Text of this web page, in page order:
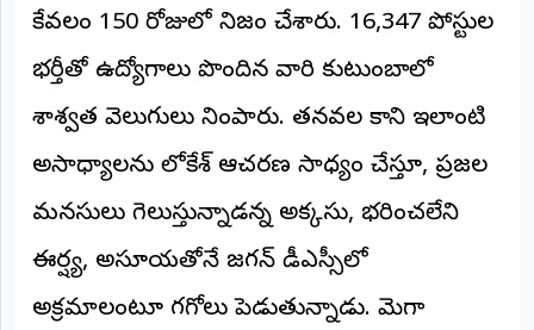
కేవలం 150 రోజుల్లో నిజం చేశారు. 16,347 పోస్టుల
భర్తీతో ఉద్యోగాలు పొందిన వారి కుటుంబాల్లో
శాశ్వత వెలుగులు నింపారు. తనవల్ల కాని ఇలాంటి
అసాధ్యాలను లోకేశ్ ఆచరణ సాధ్యం చేస్తూ, ప్రజల
మనసులు గెలుస్తున్నాడన్న అక్కసు, భరించలేని
ఈర్ష్య, అసూయతోనే జగన్ డీఎస్సీలో
అక్రమాలంటూ గగ్లోలు పెడుతున్నాడు. మెగా